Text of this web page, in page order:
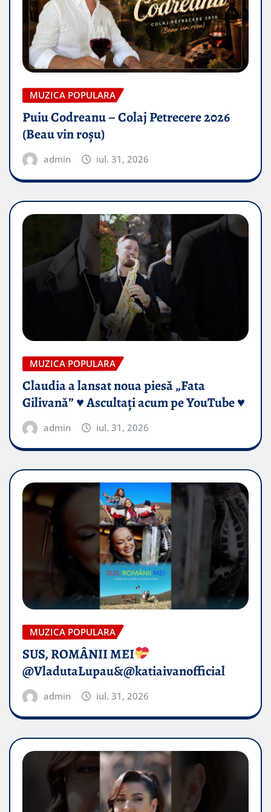
MUZICA POPULARA
Puiu Codreanu – Colaj Petrecere 2026
(Beau vin roșu)
admin iul. 31, 2026
MUZICA POPULARA
Claudia a lansat noua piesă „Fata
Gilivană” ♥️ Ascultați acum pe YouTube ♥️
admin iul. 31, 2026
MUZICA POPULARA
SUS, ROMÂNII MEI
@VladutaLupau&@katiaivanofficial
admin iul. 31, 2026